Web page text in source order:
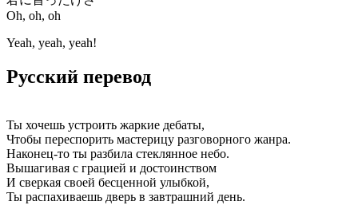
Oh, oh, oh
Yeah, yeah, yeah!
Русский перевод
Ты хочешь устроить жаркие дебаты,
Чтобы переспорить мастерицу разговорного жанра.
Наконец-то ты разбила стеклянное небо.
Вышагивая с грацией и достоинством
И сверкая своей бесценной улыбкой,
Ты распахиваешь дверь в завтрашний день.